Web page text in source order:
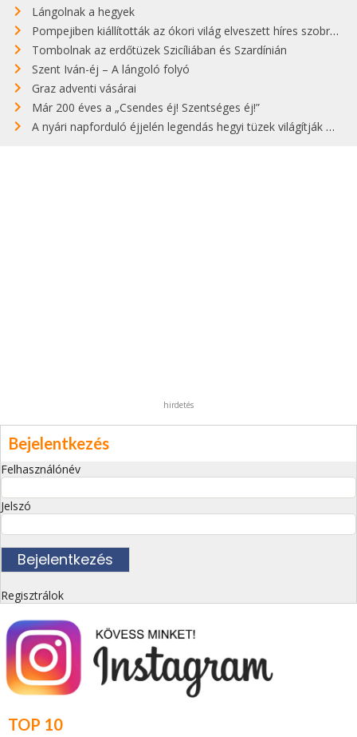
Lángolnak a hegyek
Pompejiben kiállították az ókori világ elveszett híres szobrának másolatát
Tombolnak az erdőtüzek Szicíliában és Szardínián
Szent Iván-éj – A lángoló folyó
Graz adventi vásárai
Már 200 éves a „Csendes éj! Szentséges éj!”
A nyári napforduló éjjelén legendás hegyi tüzek világítják meg Zugspitzét
hirdetés
Bejelentkezés
Felhasználónév
Jelszó
Regisztrálok
TOP 10